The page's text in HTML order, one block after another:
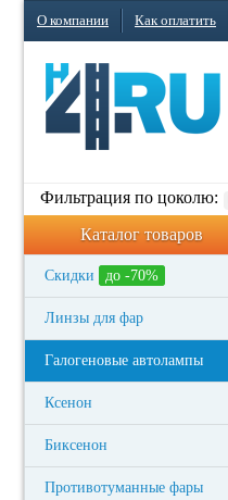
О компании Как оплатить
Фильтрация по цоколю:
Каталог товаров
Скидки до -70%
Линзы для фар
Галогеновые автолампы
Ксенон
Биксенон
Противотуманные фары